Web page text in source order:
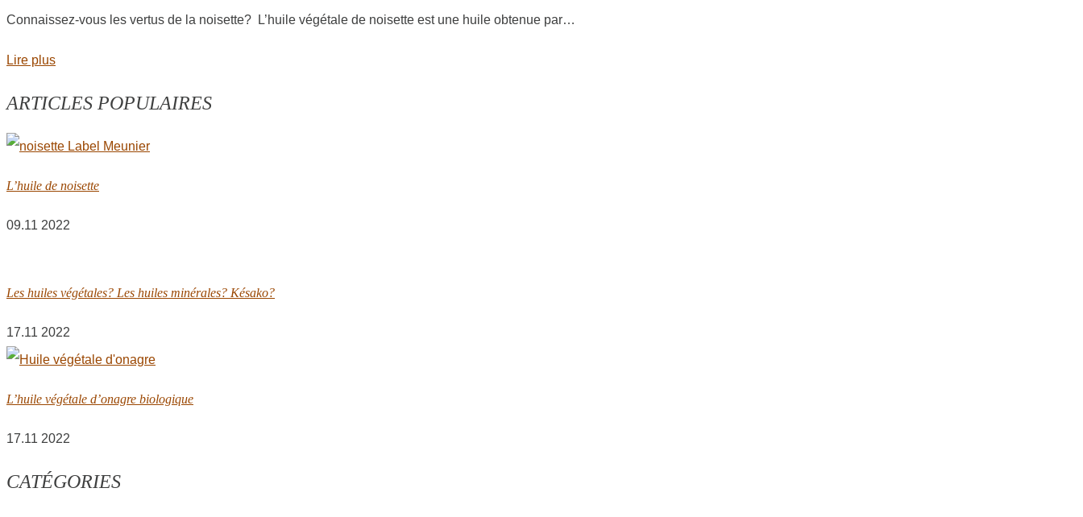
Connaissez-vous les vertus de la noisette? L’huile végétale de noisette est une huile obtenue par…
Lire plus
ARTICLES POPULAIRES
L’huile de noisette
09.11 2022
Les huiles végétales? Les huiles minérales? Késako?
17.11 2022
L’huile végétale d’onagre biologique
17.11 2022
CATÉGORIES